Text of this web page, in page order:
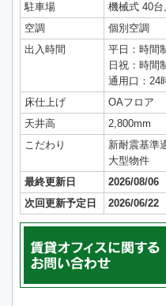
駐車場
機械式 40台,
空調
個別空調
出入時間
平日：時間
日祝：時間
通用口：24
床仕上げ
OAフロア
天井高
2,800mm
こだわり
新耐震基準
大型物件
最終更新日
2026/08/06
次回更新予定日
2026/06/22